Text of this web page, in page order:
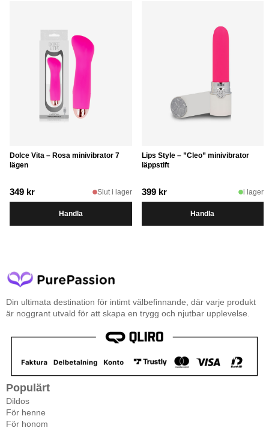
Dolce Vita – Rosa minivibrator 7
lägen
349 kr Slut i lager
Handla
Lips Style – ”Cleo” minivibrator
läppstift
399 kr i lager
Handla
Din ultimata destination för intimt välbefinnande, där varje produkt
är noggrant utvald för att skapa en trygg och njutbar upplevelse.
Populärt
Dildos
För henne
För honom